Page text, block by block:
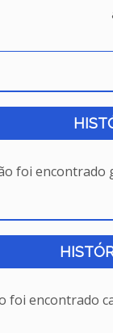
foi encontrado
foi encontrado